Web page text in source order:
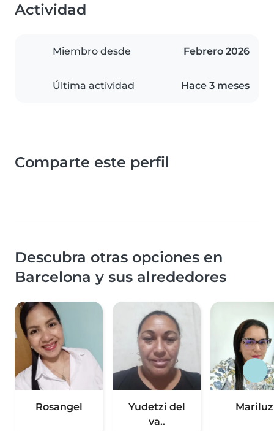
Actividad
Miembro desde Febrero 2026
Última actividad Hace 3 meses
Comparte este perfil
Descubra otras opciones en
Barcelona y sus alrededores
Rosangel
Yudetzi del
va..
Mariluz